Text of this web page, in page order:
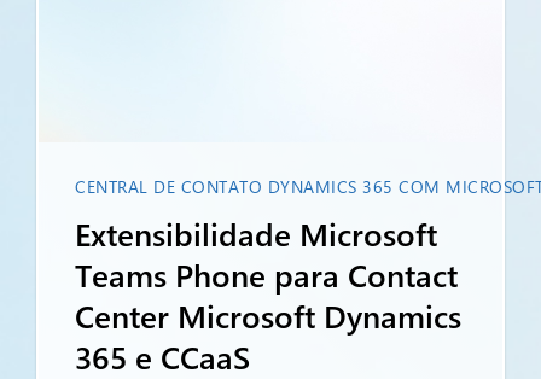
CENTRAL DE CONTATO DYNAMICS 365 COM
Extensibilidade Microsoft
Teams Phone para Contact
Center Microsoft Dynamics
365 e CCaaS